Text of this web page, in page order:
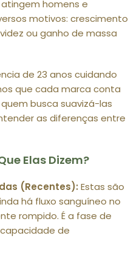
homens e
motivos: crescimento
ou ganho de massa
de 23 anos cuidando
que cada marca conta
busca suavizá-las
as diferenças entre
Elas Dizem?
(Recentes): Estas são
há fluxo sanguíneo no
rompido. É a fase de
de